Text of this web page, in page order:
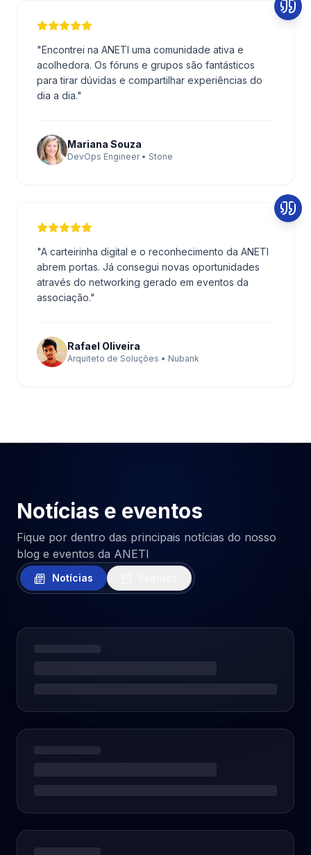
"Encontrei na ANETI uma comunidade ativa e
acolhedora. Os fóruns e grupos são fantásticos
para tirar dúvidas e compartilhar experiências do
dia a dia."
Mariana Souza
DevOps Engineer • Stone
"A carteirinha digital e o reconhecimento da ANETI
abrem portas. Já consegui novas oportunidades
através do networking gerado em eventos da
associação."
Rafael Oliveira
Arquiteto de Soluções • Nubank
Notícias e eventos
Fique por dentro das principais notícias do nosso
blog e eventos da ANETI
Notícias